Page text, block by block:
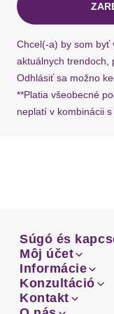
Ärmel
Vzor:
Výstrih: Okrúhly
Chcel(-a) by som byť
aktuálnych trendoch,
Odhlásiť sa možno
**Platia všeobecné
neplatí v kombinácii
Súgó és
Email
Facebook
Súgó és kapcsolat
Email
Facebook
Môj účet
Prehľad objednávok
Môj účet
Prehľad objednávok
Informácie
Doprava
Informácie
Doprava
Konzultáció
Sprievodca-
Konzultáció
Kontakt
Kontakt